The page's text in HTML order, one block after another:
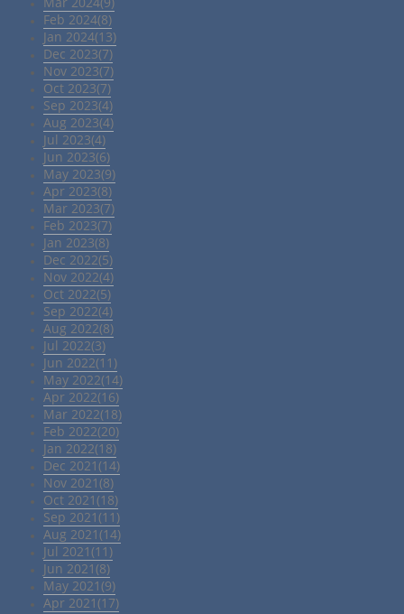
Feb 2024(8)
Jan 2024(13)
Dec 2023(7)
Nov 2023(7)
Oct 2023(7)
Sep 2023(4)
Aug 2023(4)
Jul 2023(4)
Jun 2023(6)
May 2023(9)
Apr 2023(8)
Mar 2023(7)
Feb 2023(7)
Jan 2023(8)
Dec 2022(5)
Nov 2022(4)
Oct 2022(5)
Sep 2022(4)
Aug 2022(8)
Jul 2022(3)
Jun 2022(11)
May 2022(14)
Apr 2022(16)
Mar 2022(18)
Feb 2022(20)
Jan 2022(18)
Dec 2021(14)
Nov 2021(8)
Oct 2021(18)
Sep 2021(11)
Aug 2021(14)
Jul 2021(11)
Jun 2021(8)
May 2021(9)
Apr 2021(17)